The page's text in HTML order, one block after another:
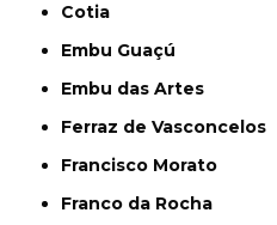
Cotia
Embu Guaçú
Embu das Artes
Ferraz de Vasconcelos
Francisco Morato
Franco da Rocha